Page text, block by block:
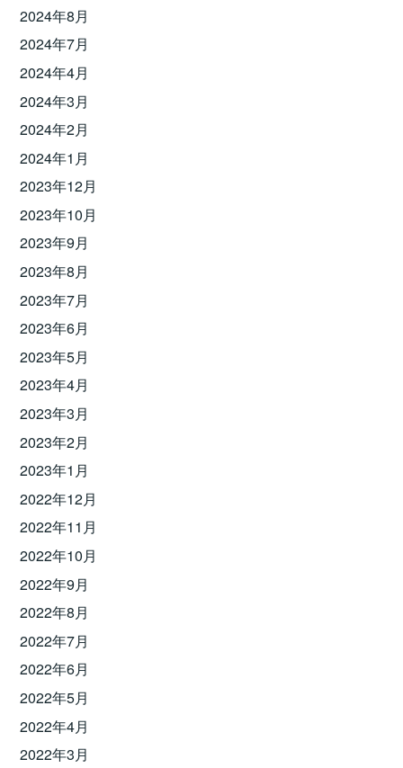
2024年8月
2024年7月
2024年4月
2024年3月
2024年2月
2024年1月
2023年12月
2023年10月
2023年9月
2023年8月
2023年7月
2023年6月
2023年5月
2023年4月
2023年3月
2023年2月
2023年1月
2022年12月
2022年11月
2022年10月
2022年9月
2022年8月
2022年7月
2022年6月
2022年5月
2022年4月
2022年3月